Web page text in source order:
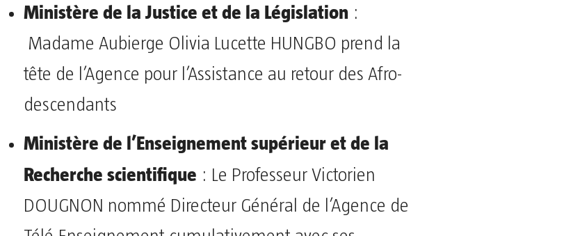
Ministère de la Justice et de la Législation :
Madame Aubierge Olivia Lucette HUNGBO prend la
tête de l’Agence pour l’Assistance au retour des Afro-
descendants
Ministère de l’Enseignement supérieur et de la
Recherche scientifique : Le Professeur Victorien
DOUGNON nommé Directeur Général de l’Agence de